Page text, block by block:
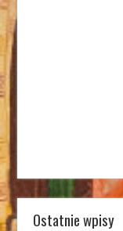
Ostatnie wpisy